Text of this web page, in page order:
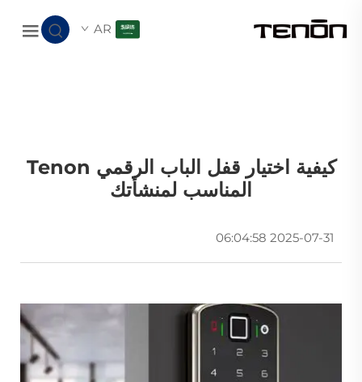
AR
كيفية اختيار قفل الباب الرقمي Tenon
المناسب لمنشأتك
2025-07-31 06:04:58